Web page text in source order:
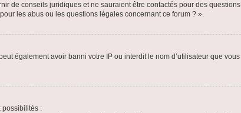
de conseils juridiques et ne sauraient être contactés pour des questions
les abus ou les questions légales concernant ce forum ? ».
également avoir banni votre IP ou interdit le nom d’utilisateur que vous
possibilités :